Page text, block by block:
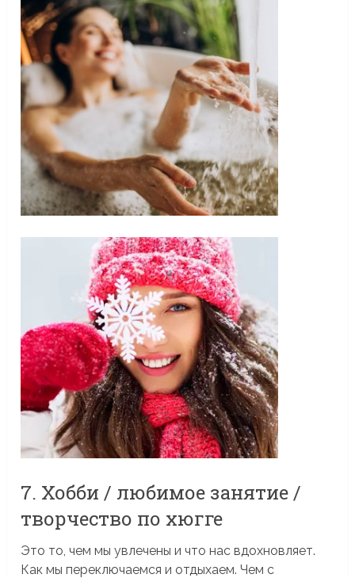
7. Хобби / любимое занятие /
творчество по хюгге
Это то, чем мы увлечены и что нас вдохновляет.
Как мы переключаемся и отдыхаем. Чем с